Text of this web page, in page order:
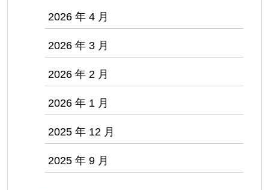
2026 年 4 月
2026 年 3 月
2026 年 2 月
2026 年 1 月
2025 年 12 月
2025 年 9 月